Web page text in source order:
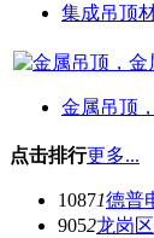
集成吊顶
金属吊顶
点击排行更多...
10871德普
9052龙岗